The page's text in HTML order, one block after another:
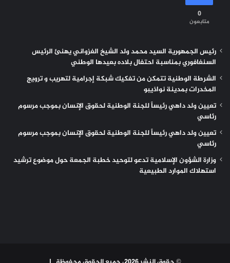
0
متابعون
رئيس الجمهورية السيد محمد ولد الشيخ الغزواني يهنئ الرئيس
السنغافوري بمناسبة احتفال بلاده بعيدها الوطني
الشرطة الوطنية تتمكن من تفكيك شبكة إجرامية لتهريب و ترويج
المخدرات بمدينة نواذيبو
تعيين ولد داهي رئيساً للجنة الوطنية لحقوق الإنسان بموجب مرسوم
رئاسي
تعيين ولد داهي رئيساً للجنة الوطنية لحقوق الإنسان بموجب مرسوم
رئاسي
وزارة الشؤون الإسلامية تدعو لتوحيد خطبة الجمعة حول موضوع ترشيد
استهلاك الموارد الطبيعية